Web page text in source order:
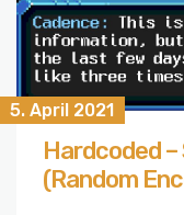
5. April 2021
Hardcoded
(Random